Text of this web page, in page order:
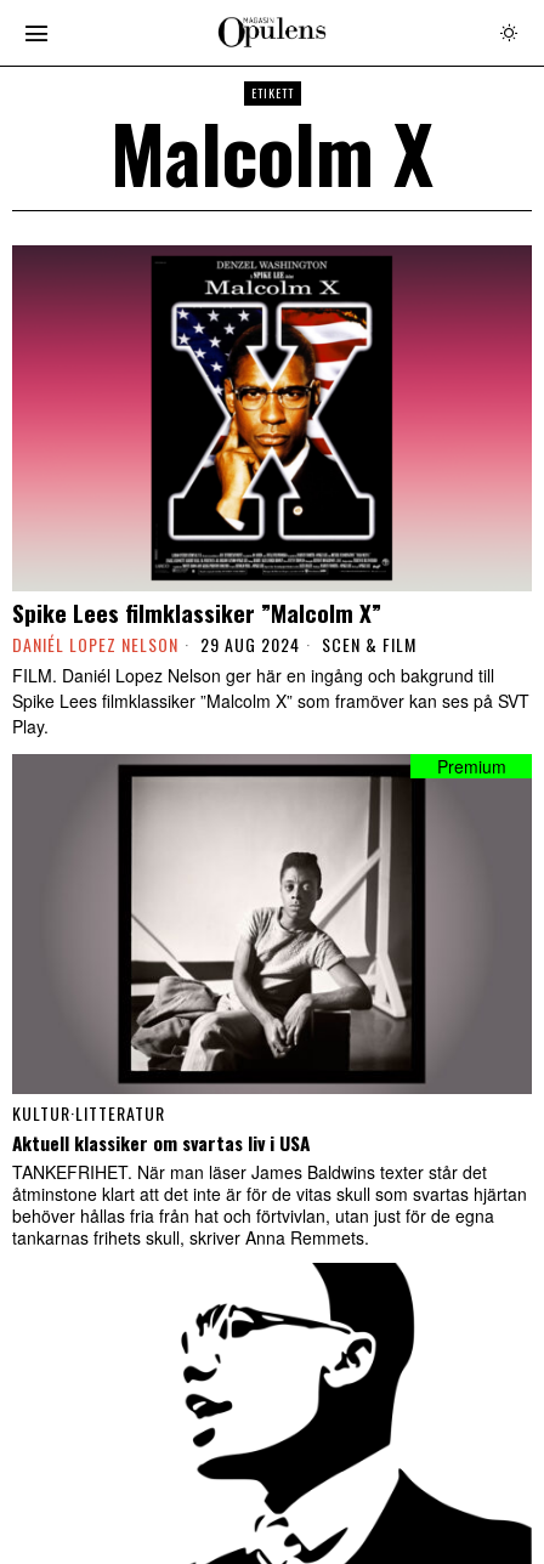
ETIKETT
Malcolm X
Spike Lees filmklassiker ”Malcolm X”
DANIÉL LOPEZ NELSON 29 AUG 2024 SCEN & FILM
FILM. Daniél Lopez Nelson ger här en ingång och bakgrund till
Spike Lees filmklassiker ”Malcolm X” som framöver kan ses på SVT
Play.
KULTUR·LITTERATUR
Aktuell klassiker om svartas liv i USA
TANKEFRIHET. När man läser James Baldwins texter står det
åtminstone klart att det inte är för de vitas skull som svartas hjärtan
behöver hållas fria från hat och förtvivlan, utan just för de egna
tankarnas frihets skull, skriver Anna Remmets.